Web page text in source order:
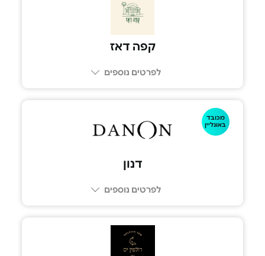
קפה דאז
לפרטים נוספים
מכובד
באונליין
דנון
לפרטים נוספים